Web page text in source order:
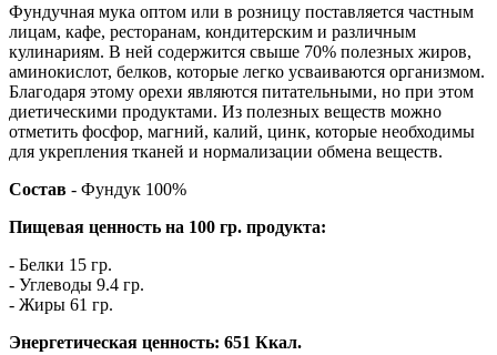
Фундучная мука оптом или в розницу поставляется частным
лицам, кафе, ресторанам, кондитерским и различным
кулинариям. В ней содержится свыше 70% полезных жиров,
аминокислот, белков, которые легко усваиваются организмом.
Благодаря этому орехи являются питательными, но при этом
диетическими продуктами. Из полезных веществ можно
отметить фосфор, магний, калий, цинк, которые необходимы
для укрепления тканей и нормализации обмена веществ.
Состав - Фундук 100%
Пищевая ценность на 100 гр. продукта:
- Белки 15 гр.
- Углеводы 9.4 гр.
- Жиры 61 гр.
Энергетическая ценность: 651 Ккал.